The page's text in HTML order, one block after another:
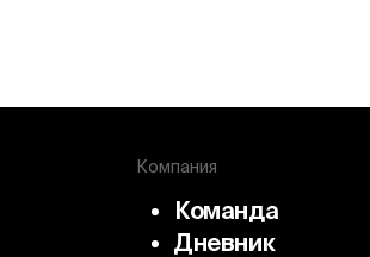
Компания
Команда
Дневник